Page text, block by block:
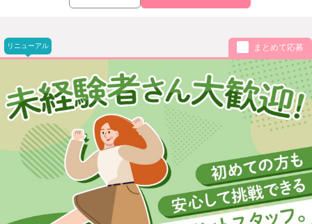
リニューアル まとめて応募